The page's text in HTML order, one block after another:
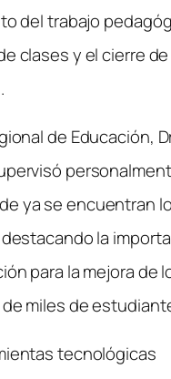
del trabajo
clases y el cierre
de Educación,
ya se encuentran
la
para la mejora de
miles de
tecnológicas